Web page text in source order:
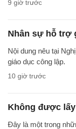
9 giờ trước
Nhân sự hỗ trợ
Nội dung nêu tại
giáo dục công lập.
10 giờ trước
Không được
Đây là một trong